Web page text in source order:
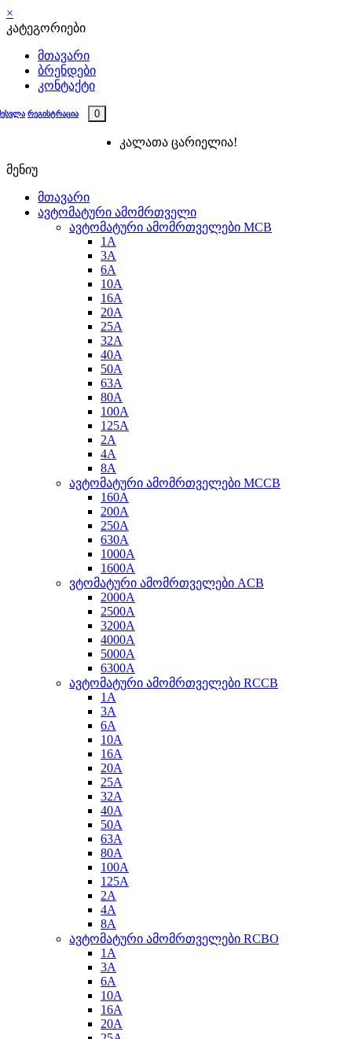
×
კატეგორიები
მთავარი
ბრენდები
კონტაქტი
რეგისტრაცია 0
კალათა ცარიელია!
მენიუ
მთავარი
ავტომატური ამომრთველი
ავტომატური ამომრთველები MCB
1A
3A
6A
10A
16A
20A
25А
32A
40A
50A
63A
80A
100A
125A
2A
4A
8A
ავტომატური ამომრთველები MCCB
160A
200A
250A
630A
1000A
1600A
ვტომატური ამომრთველები ACB
2000A
2500A
3200A
4000A
5000A
6300A
ავტომატური ამომრთველები RCCB
1A
3A
6A
10A
16A
20A
25A
32A
40A
50A
63A
80A
100A
125A
2A
4A
8A
ავტომატური ამომრთველები RCBO
1A
3A
6A
10A
16A
20A